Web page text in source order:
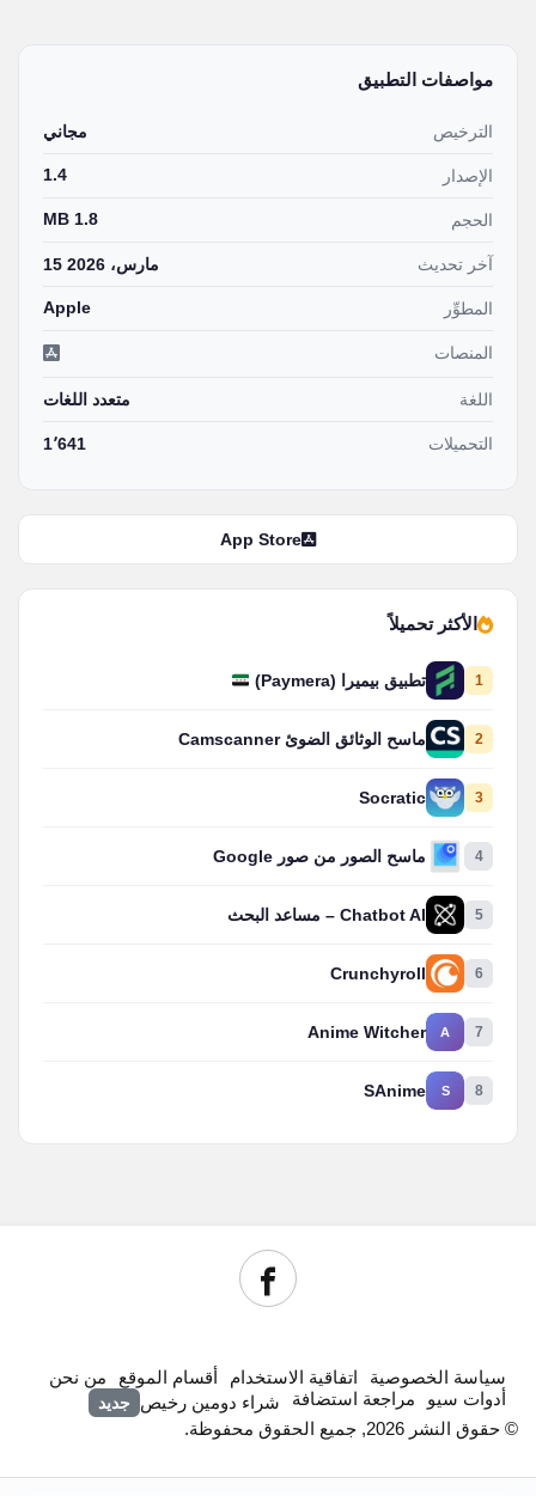
مواصفات التطبيق
الترخيص مجاني
الإصدار 1.4
الحجم 1.8 MB
آخر تحديث 15 مارس، 2026
المطوِّر Apple
المنصات
اللغة متعدد اللغات
التحميلات 1٬641
App Store
الأكثر تحميلاً
1 تطبيق بيميرا (Paymera)
2 ماسح الوثائق الضوئ Camscanner
3
Socratic
4 ماسح الصور من صور Google
5 Chatbot AI – مساعد البحث
6
Crunchyroll
7
A
Anime Witcher
8
S
SAnime
سياسة الخصوصية اتفاقية الاستخدام أقسام الموقع
من نحن
أدوات سيو
مراجعة استضافة شراء دومين رخيص جديد
© حقوق النشر 2026, جميع الحقوق محفوظة.